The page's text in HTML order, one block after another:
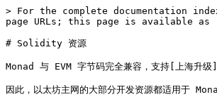
> For the complete documentation
page URLs; this page is available as
# Solidity 资源
Monad 与 EVM 字节码完全兼容，支持[上海
因此，以太坊主网的大部分开发资源都适用于